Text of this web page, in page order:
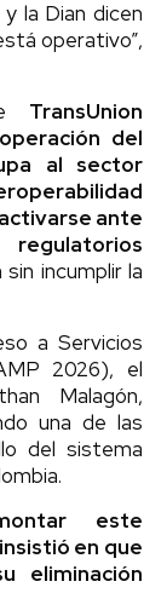
la Dian dicen
operativo”,
TransUnion
del
al sector
ante
incumplir la
a Servicios
2026), el
Malagón,
una de las
del sistema
este
en que
eliminación